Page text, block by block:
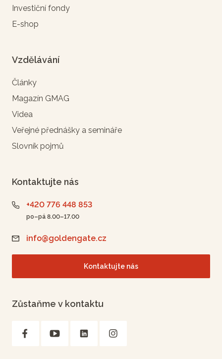
Investiční fondy
E-shop
Vzdělávání
Články
Magazín GMAG
Videa
Veřejné přednášky a semináře
Slovník pojmů
Kontaktujte nás
+420 776 448 853
po–pá 8.00–17.00
info@goldengate.cz
Kontaktujte nás
Zůstaňme v kontaktu